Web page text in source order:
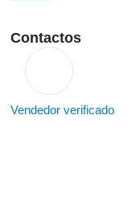
benefit from an
reliability.
Contactos
Vendedor verificado